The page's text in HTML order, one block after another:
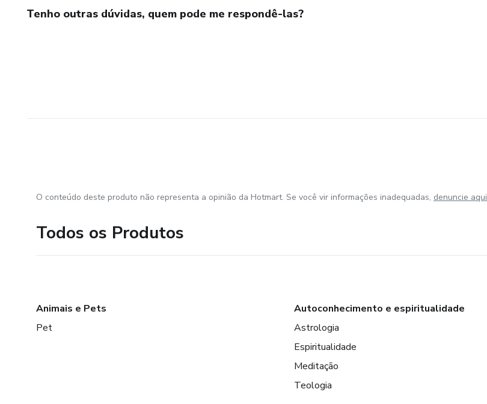
Tenho outras dúvidas, quem pode me respondê-las?
O conteúdo deste produto não representa a opinião da Hotmart. Se você vir informações inadequadas, denuncie aqui
Todos os Produtos
Animais e Pets
Pet
Autoconhecimento e espiritualidade
Astrologia
Espiritualidade
Meditação
Teologia